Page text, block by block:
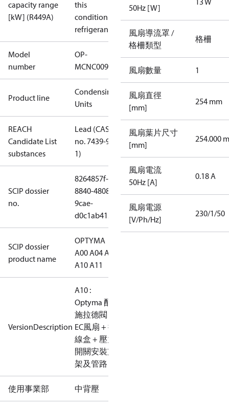
capacity range
[kW] (R449A)
this
condition /
refrigerant
Model
number
OP-
MCNC009NUA10G
Product line
Condensing
Units
REACH
Candidate List
substances
Lead (CAS
no. 7439-92-
1)
SCIP dossier
no.
8264857f-
8840-4808-
9cae-
d0c1ab415ef5
SCIP dossier
product name
OPTYMA
A00 A04 A09
A10 A11
VersionDescription
A10 :
Optyma 配
施拉德閥 +
EC風扇 + 接
線盒 + 壓力
開關安裝支
架及管路
使用事業部 中背壓
50Hz [W]
風扇導流罩 /
格柵類型
格柵
風扇數量 1
風扇直徑
[mm]
254 mm
風扇葉片尺寸
[mm]
254.000
風扇電流
50Hz [A]
0.18 A
風扇電源
[V/Ph/Hz]
230/1/50